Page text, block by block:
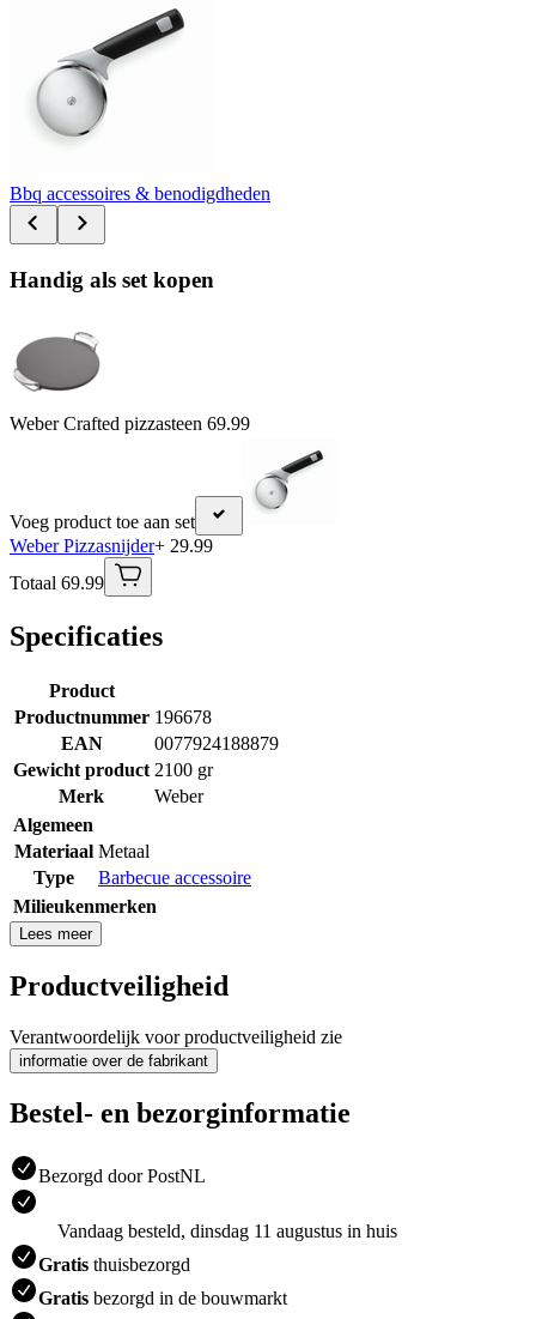
Bbq accessoires & benodigdheden
Handig als set kopen
Weber Crafted pizzasteen 69.99
Voeg product toe aan set
Weber Pizzasnijder+ 29.99
Totaal 69.99
Specificaties
Product
Productnummer 196678
EAN
0077924188879
Gewicht product 2100 gr
Merk
Weber
Algemeen
Materiaal Metaal
Type
Barbecue accessoire
Milieukenmerken
Lees meer
Productveiligheid
Verantwoordelijk voor productveiligheid zie
informatie over de fabrikant
Bestel- en bezorginformatie
Bezorgd door PostNL
Vandaag besteld, dinsdag 11 augustus in huis
Gratis thuisbezorgd
Gratis bezorgd in de bouwmarkt